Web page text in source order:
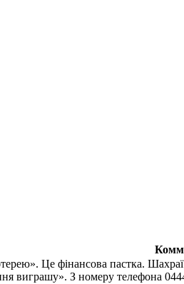
Це фінансова пастка.
виграшу». З номеру телефона